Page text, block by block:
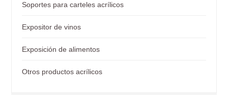
Soportes para carteles acrílicos
Expositor de vinos
Exposición de alimentos
Otros productos acrílicos